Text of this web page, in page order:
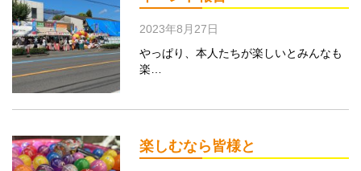
2023年8月27日
やっぱり、本人たちが楽しいとみんなも
楽…
楽しむなら皆様と